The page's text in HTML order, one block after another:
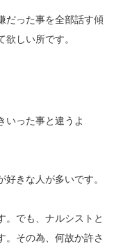
だった事を全部話す傾
しい所です。
いった事と違うよ
きな人が多いです。
。でも、ナルシストと
。その為、何故か許さ